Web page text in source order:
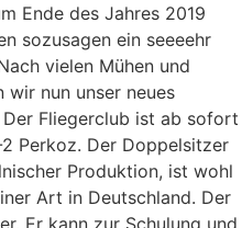
Ende des Jahres 2019
sozusagen ein seeeehr
vielen Mühen und
wir nun unser neues
Fliegerclub ist ab sofort
Perkoz. Der Doppelsitzer
Produktion, ist wohl
Art in Deutschland. Der
Er kann zur Schulung und